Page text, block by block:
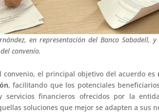
en representación del Banco Sabadell,
convenio.
convenio, el principal objetivo del acuerdo es
, facilitando que los potenciales
servicios financieros ofrecidos por la
soluciones que mejor se adapten a sus